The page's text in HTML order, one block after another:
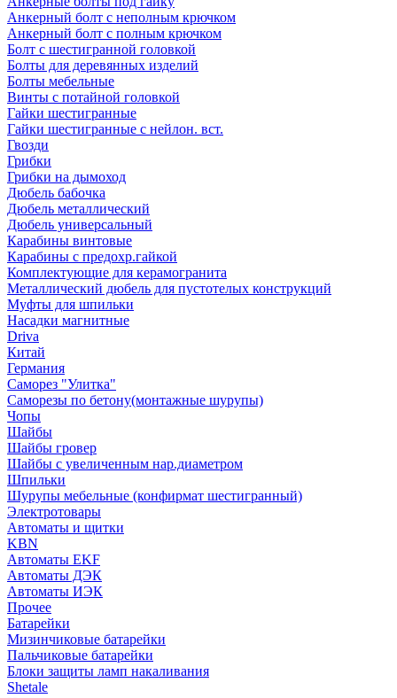
Анкерный болт с неполным крючком
Анкерный болт с полным крючком
Болт с шестигранной головкой
Болты для деревянных изделий
Болты мебельные
Винты с потайной головкой
Гайки шестигранные
Гайки шестигранные с нейлон. вст.
Гвозди
Грибки
Грибки на дымоход
Дюбель бабочка
Дюбель металлический
Дюбель универсальный
Карабины винтовые
Карабины с предохр.гайкой
Комплектующие для керамогранита
Металлический дюбель для пустотелых конструкций
Муфты для шпильки
Насадки магнитные
Driva
Китай
Германия
Саморез "Улитка"
Саморезы по бетону(монтажные шурупы)
Чопы
Шайбы
Шайбы гровер
Шайбы с увеличенным нар.диаметром
Шпильки
Шурупы мебельные (конфирмат шестигранный)
Электротовары
Автоматы и щитки
KBN
Автоматы EKF
Автоматы ДЭК
Автоматы ИЭК
Прочее
Батарейки
Мизинчиковые батарейки
Пальчиковые батарейки
Блоки защиты ламп накаливания
Shetale